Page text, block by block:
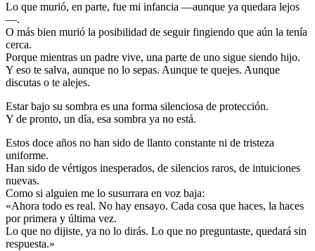
Lo que murió, en parte, fue mi infancia —aunque ya quedara lejos
—.
O más bien murió la posibilidad de seguir fingiendo que aún la tenía
cerca.
Porque mientras un padre vive, una parte de uno sigue siendo hijo.
Y eso te salva, aunque no lo sepas. Aunque te quejes. Aunque
discutas o te alejes.
Estar bajo su sombra es una forma silenciosa de protección.
Y de pronto, un día, esa sombra ya no está.
Estos doce años no han sido de llanto constante ni de tristeza
uniforme.
Han sido de vértigos inesperados, de silencios raros, de intuiciones
nuevas.
Como si alguien me lo susurrara en voz baja:
«Ahora todo es real. No hay ensayo. Cada cosa que haces, la haces
por primera y última vez.
Lo que no dijiste, ya no lo dirás. Lo que no preguntaste, quedará sin
respuesta.»